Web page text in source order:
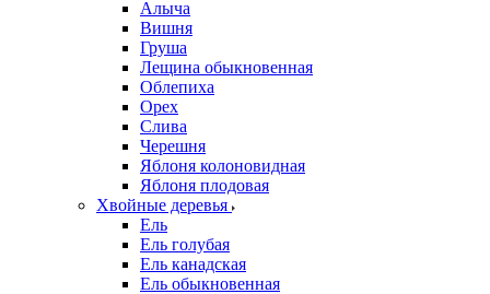
Алыча
Вишня
Груша
Лещина обыкновенная
Облепиха
Орех
Слива
Черешня
Яблоня колоновидная
Яблоня плодовая
Хвойные деревья
Ель
Ель голубая
Ель канадская
Ель обыкновенная